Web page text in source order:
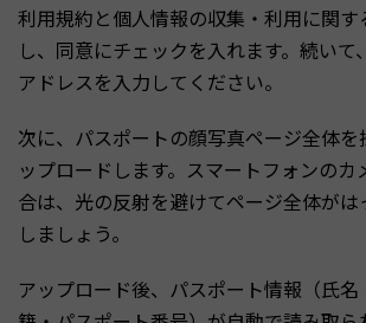
利用規約と個人情報の収集・利用に関
し、同意にチェックを入れます。続いて
アドレスを入力してください。
次に、パスポートの顔写真ページ全体
ップロードします。スマートフォンのカ
合は、光の反射を避けてページ全体が
しましょう。
アップロード後、パスポート情報（氏